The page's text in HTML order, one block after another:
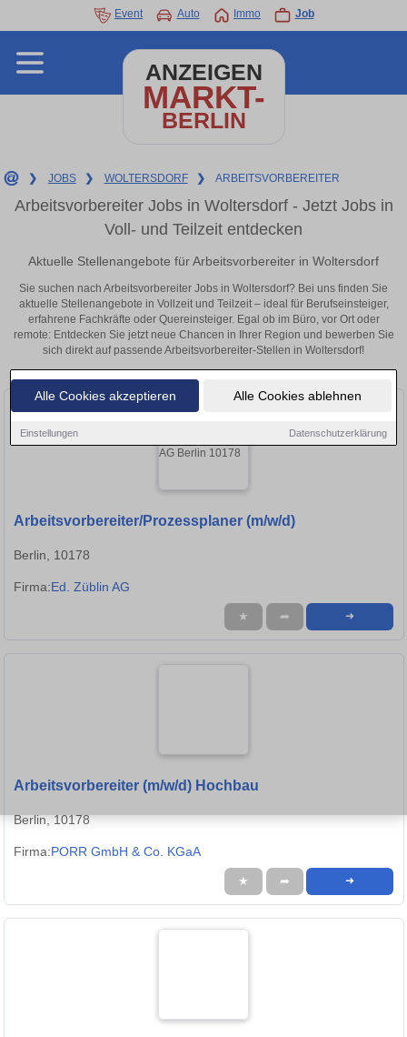
Alle Cookies akzeptieren Alle Cookies ablehnen
Einstellungen Datenschutzerklärung
Event Auto Immo Job
ANZEIGEN
MARKT-
BERLIN
❯ JOBS ❯ WOLTERSDORF ❯ ARBEITSVORBEREITER
Arbeitsvorbereiter Jobs in Woltersdorf - Jetzt Jobs in
Voll- und Teilzeit entdecken
Aktuelle Stellenangebote für Arbeitsvorbereiter in Woltersdorf
Sie suchen nach Arbeitsvorbereiter Jobs in Woltersdorf? Bei uns finden Sie
aktuelle Stellenangebote in Vollzeit und Teilzeit – ideal für Berufseinsteiger,
erfahrene Fachkräfte oder Quereinsteiger. Egal ob im Büro, vor Ort oder
remote: Entdecken Sie jetzt neue Chancen in Ihrer Region und bewerben Sie
sich direkt auf passende Arbeitsvorbereiter-Stellen in Woltersdorf!
Arbeitsvorbereiter/Prozessplaner (m/w/d)
Berlin, 10178
Firma:Ed. Züblin AG
★ ➦ ➜
Arbeitsvorbereiter (m/w/d) Hochbau
Berlin, 10178
Firma:PORR GmbH & Co. KGaA
★ ➦ ➜